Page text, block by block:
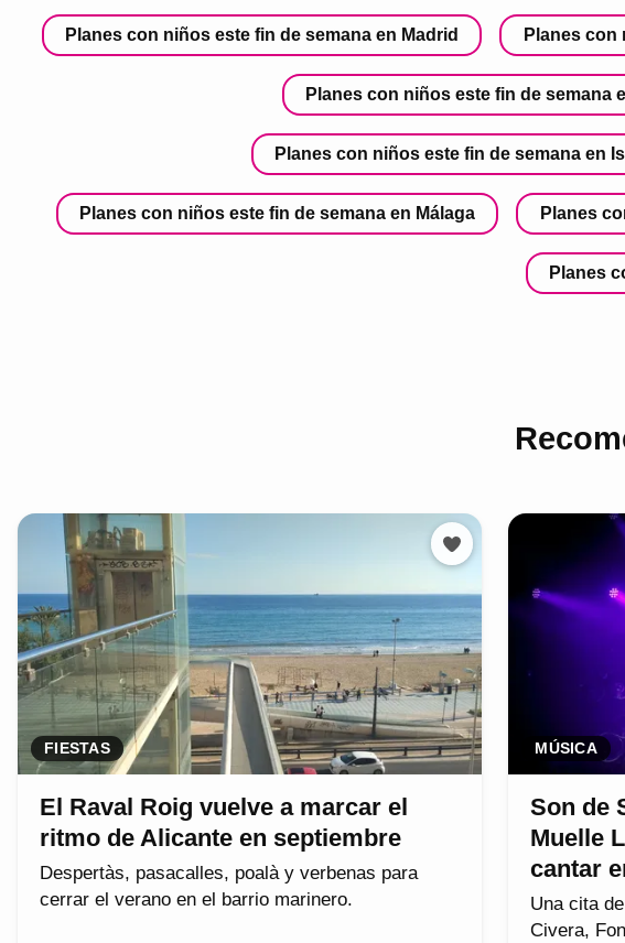
Planes con niños este fin de semana en Madrid Planes con
Planes con niños este fin de semana
Planes con niños este fin de semana en
Planes con niños este fin de semana en Málaga Planes
Planes
FIESTAS
El Raval Roig vuelve a marcar el
ritmo de Alicante en septiembre
Despertàs, pasacalles, poalà y verbenas para
cerrar el verano en el barrio marinero.
MÚSICA
Son de
Muelle
cantar
Una cita
Civera,